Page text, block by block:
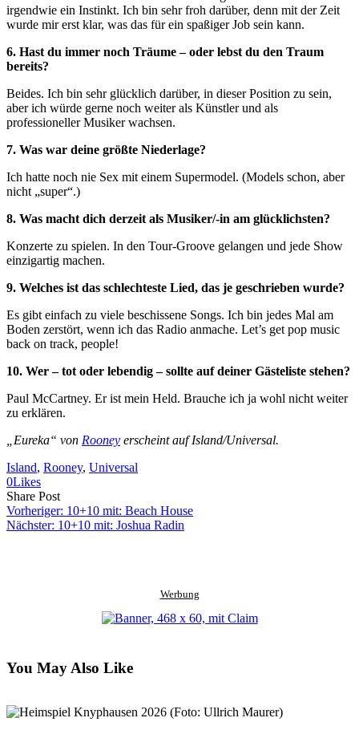
irgendwie ein Instinkt. Ich bin sehr froh darüber, denn mit der Zeit
wurde mir erst klar, was das für ein spaßiger Job sein kann.
6. Hast du immer noch Träume – oder lebst du den Traum
bereits?
Beides. Ich bin sehr glücklich darüber, in dieser Position zu sein,
aber ich würde gerne noch weiter als Künstler und als
professioneller Musiker wachsen.
7. Was war deine größte Niederlage?
Ich hatte noch nie Sex mit einem Supermodel. (Models schon, aber
nicht „super“.)
8. Was macht dich derzeit als Musiker/-in am glücklichsten?
Konzerte zu spielen. In den Tour-Groove gelangen und jede Show
einzigartig machen.
9. Welches ist das schlechteste Lied, das je geschrieben wurde?
Es gibt einfach zu viele beschissene Songs. Ich bin jedes Mal am
Boden zerstört, wenn ich das Radio anmache. Let’s get pop music
back on track, people!
10. Wer – tot oder lebendig – sollte auf deiner Gästeliste stehen?
Paul McCartney. Er ist mein Held. Brauche ich ja wohl nicht weiter
zu erklären.
„Eureka“ von Rooney erscheint auf Island/Universal.
Island, Rooney, Universal
0Likes
Share PostShare
on
Facebook
Copy
URL
to
Send
Link
via
Vorheriger: 10+10 mit: Beach House
Nächster: 10+10 mit: Joshua Radin
Werbung
You May Also Like